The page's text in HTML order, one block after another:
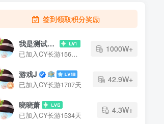
签到领取积分奖励
我是测试大哥
已加入CY长游1568天
1000W+
游戏J
已加入CY长游1707天
42.9W+
晓晓萧
已加入CY长游1534天
4.3W+